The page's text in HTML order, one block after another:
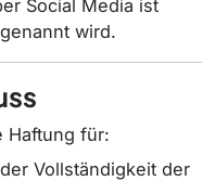
Social Media ist
wird.
Haftung für:
Vollständigkeit der